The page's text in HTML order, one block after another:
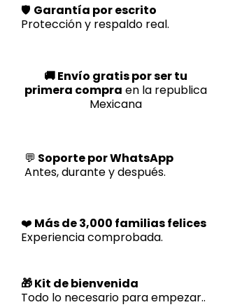
🛡️ Garantía por escrito
Protección y respaldo real.
🚚 Envío gratis por ser tu
primera compra en la republica
Mexicana
💬 Soporte por WhatsApp
Antes, durante y después.
❤️ Más de 3,000 familias felices
Experiencia comprobada.
🎁 Kit de bienvenida
Todo lo necesario para empezar..